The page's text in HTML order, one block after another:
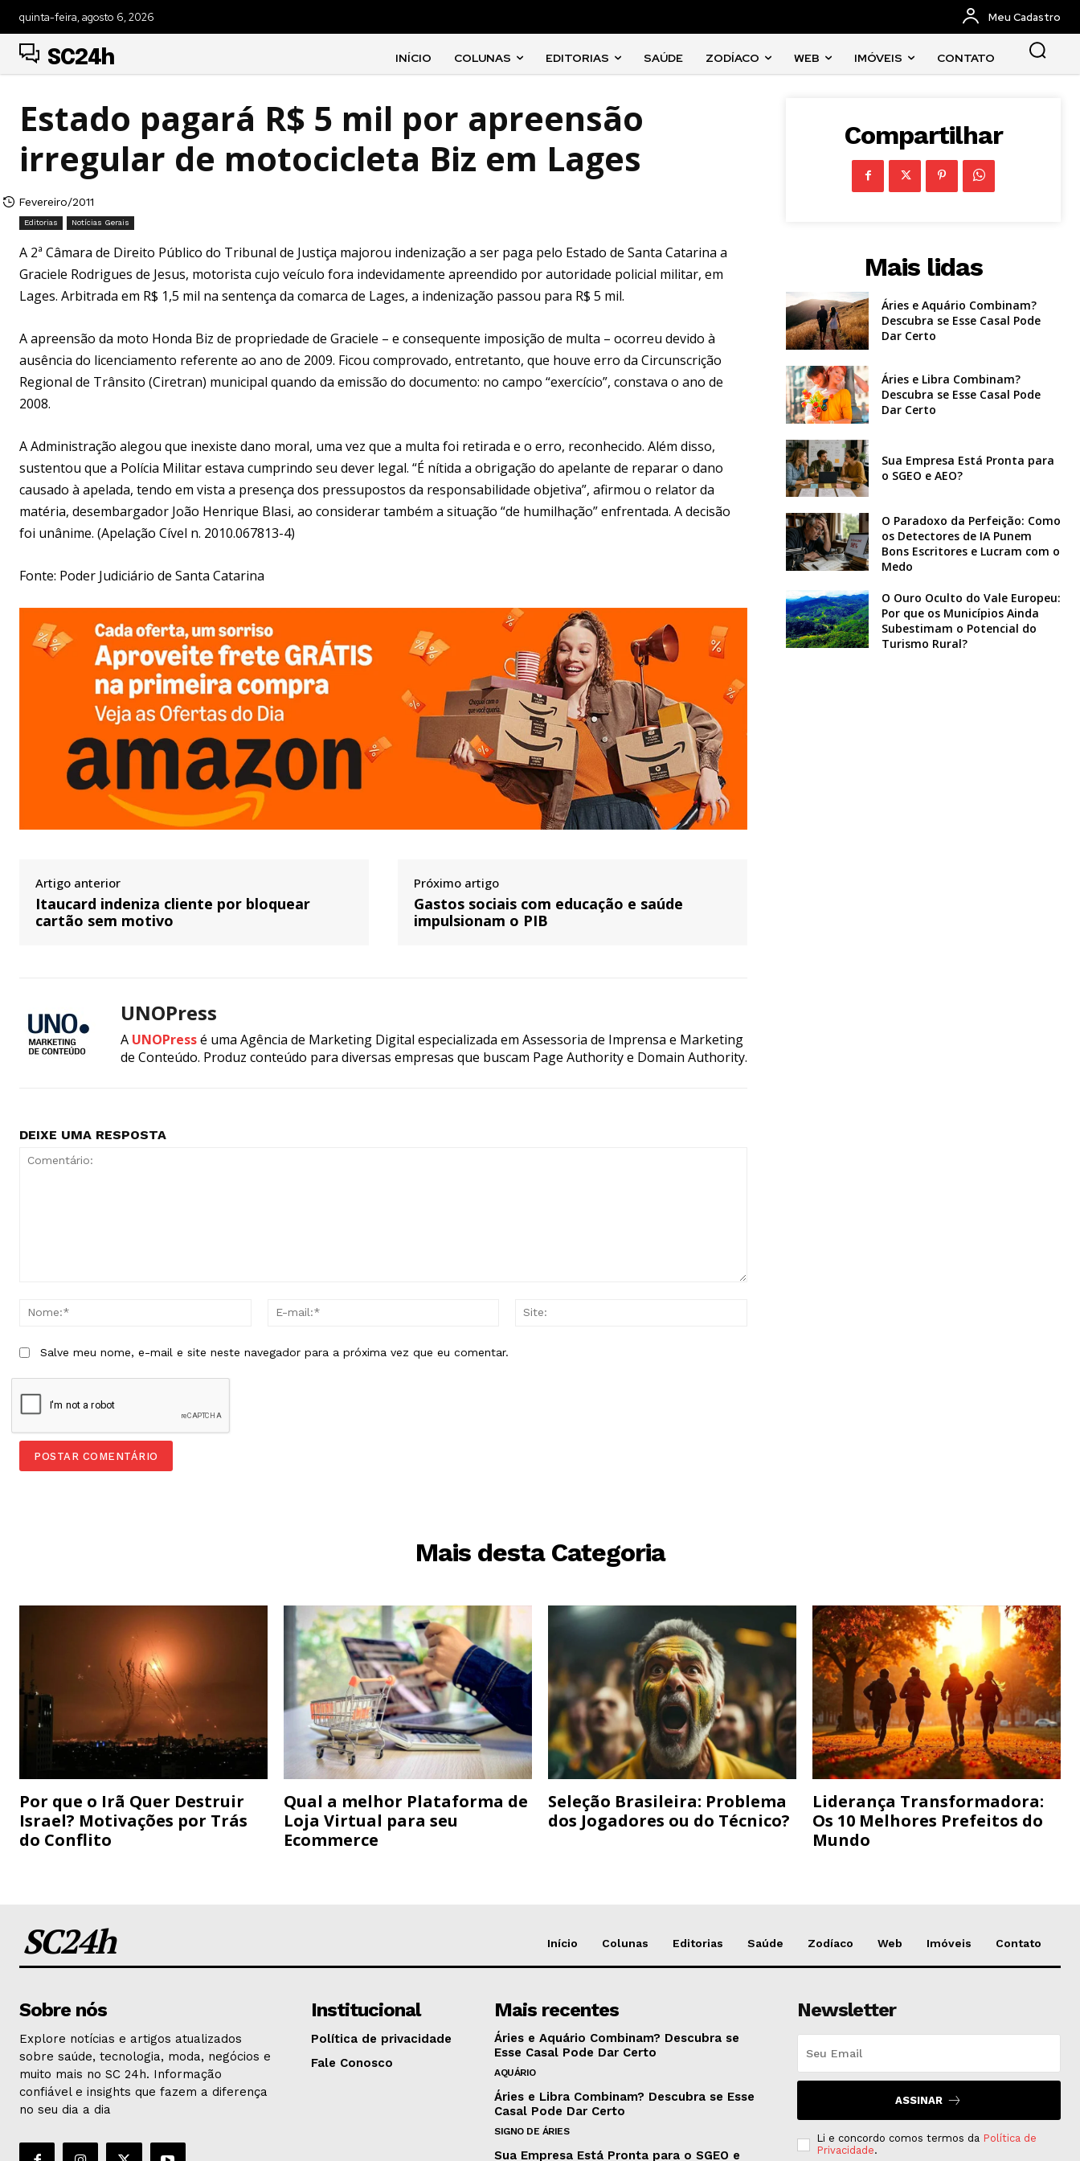
quinta-feira, agosto 6, 2026 Meu Cadastro
SC24h INÍCIO COLUNAS EDITORIAS SAÚDE ZODÍACO WEB IMÓVEIS CONTATO
Estado pagará R$ 5 mil por apreensão
irregular de motocicleta Biz em Lages
Fevereiro/2011
Editorias Notícias Gerais
A 2ª Câmara de Direito Público do Tribunal de Justiça majorou indenização a ser paga pelo Estado de Santa Catarina a
Graciele Rodrigues de Jesus, motorista cujo veículo fora indevidamente apreendido por autoridade policial militar, em
Lages. Arbitrada em R$ 1,5 mil na sentença da comarca de Lages, a indenização passou para R$ 5 mil.
A apreensão da moto Honda Biz de propriedade de Graciele – e consequente imposição de multa – ocorreu devido à
ausência do licenciamento referente ao ano de 2009. Ficou comprovado, entretanto, que houve erro da Circunscrição
Regional de Trânsito (Ciretran) municipal quando da emissão do documento: no campo “exercício”, constava o ano de
2008.
A Administração alegou que inexiste dano moral, uma vez que a multa foi retirada e o erro, reconhecido. Além disso,
sustentou que a Polícia Militar estava cumprindo seu dever legal. “É nítida a obrigação do apelante de reparar o dano
causado à apelada, tendo em vista a presença dos pressupostos da responsabilidade objetiva”, afirmou o relator da
matéria, desembargador João Henrique Blasi, ao considerar também a situação “de humilhação” enfrentada. A decisão
foi unânime. (Apelação Cível n. 2010.067813-4)
Fonte: Poder Judiciário de Santa Catarina
Artigo anterior
Itaucard indeniza cliente por bloquear
cartão sem motivo
Próximo artigo
Gastos sociais com educação e saúde
impulsionam o PIB
UNOPress
A UNOPressé uma Agência de Marketing Digital especializada em Assessoria de Imprensa e Marketing
de Conteúdo. Produz conteúdo para diversas empresas que buscam Page Authority e Domain Authority.
DEIXE UMA RESPOSTA
Nome:*
Salve meu nome, e-mail e site neste navegador para a próxima vez que eu comentar.
Compartilhar
Mais lidas
Áries e Aquário Combinam?
Descubra se Esse Casal Pode
Dar Certo
Áries e Libra Combinam?
Descubra se Esse Casal Pode
Dar Certo
Sua Empresa Está Pronta para
o SGEO e AEO?
O Paradoxo da Perfeição: Como
os Detectores de IA Punem
Bons Escritores e Lucram com o
Medo
O Ouro Oculto do Vale Europeu:
Por que os Municípios Ainda
Subestimam o Potencial do
Turismo Rural?
Mais desta Categoria
Por que o Irã Quer Destruir
Israel? Motivações por Trás
do Conflito
Qual a melhor Plataforma de
Loja Virtual para seu
Ecommerce
Seleção Brasileira: Problema
dos Jogadores ou do Técnico?
Liderança Transformadora:
Os 10 Melhores Prefeitos do
Mundo
SC24h Início Colunas Editorias Saúde Zodíaco Web Imóveis Contato
Sobre nós
Explore notícias e artigos atualizados
sobre saúde, tecnologia, moda, negócios e
muito mais no SC 24h. Informação
confiável e insights que fazem a diferença
no seu dia a dia
Institucional
Política de privacidade
Fale Conosco
Mais recentes
Áries e Aquário Combinam? Descubra se
Esse Casal Pode Dar Certo
AQUÁRIO
Áries e Libra Combinam? Descubra se Esse
Casal Pode Dar Certo
SIGNO DE ÁRIES
Sua Empresa Está Pronta para o SGEO e
Newsletter
ASSINAR
Li e concordo comos termos da Política de
Privacidade.